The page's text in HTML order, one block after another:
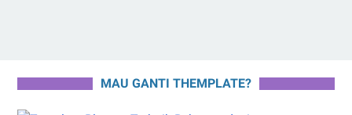
MAU GANTI THEMPLATE?